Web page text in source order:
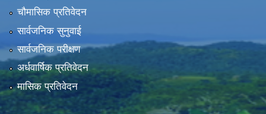
चौमासिक प्रतिवेदन
सार्वजनिक सुनुवाई
सार्वजनिक परीक्षण
अर्धवार्षिक प्रतिवेदन
मासिक प्रतिवेदन